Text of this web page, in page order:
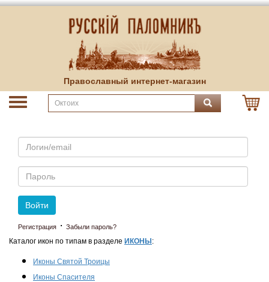
Православный интернет-магазин
Email
Пароль
Войти
Регистрация · Забыли пароль?
Каталог икон по типам в разделе ИКОНЫ :
Иконы Святой Троицы
Иконы Спасителя